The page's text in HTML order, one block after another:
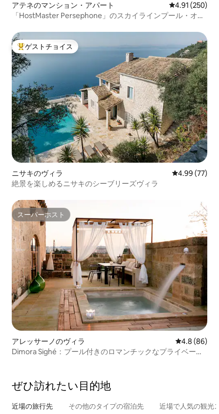
アテネのマンション・アパート レビュー250
4.91 (250)
「HostMaster Persephone」のスカイラインプール・オア
大好評のゲストチョイスです。
ゲストチョイス
ニサキのヴィラ レビュー77
4.99 (77)
絶景を楽しめるニサキのシーブリーズヴィラ
スーパーホスト
スーパーホスト
アレッサーノのヴィラ レビュー86
4.8 (86)
Dimora Sighé：プール付きのロマンチックなプライベート
ぜひ訪⁠れ⁠た⁠い目⁠的⁠地
近場の旅行先 その他のタ⁠イ⁠プ⁠の宿⁠泊⁠先 近場で人気の観光